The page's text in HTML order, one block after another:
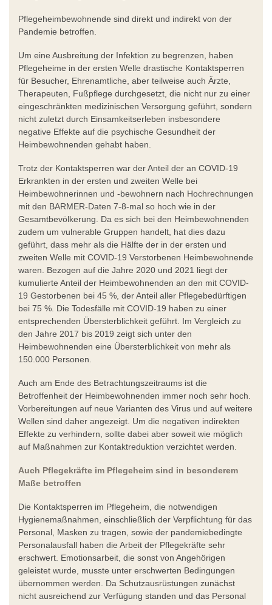
Pflegeheimbewohnende sind direkt und indirekt von der
Pandemie betroffen.
Um eine Ausbreitung der Infektion zu begrenzen, haben
Pflegeheime in der ersten Welle drastische Kontaktsperren
für Besucher, Ehrenamtliche, aber teilweise auch Ärzte,
Therapeuten, Fußpflege durchgesetzt, die nicht nur zu einer
eingeschränkten medizinischen Versorgung geführt, sondern
nicht zuletzt durch Einsamkeitserleben insbesondere
negative Effekte auf die psychische Gesundheit der
Heimbewohnenden gehabt haben.
Trotz der Kontaktsperren war der Anteil der an COVID-19
Erkrankten in der ersten und zweiten Welle bei
Heimbewohnerinnen und -bewohnern nach Hochrechnungen
mit den BARMER-Daten 7-8-mal so hoch wie in der
Gesamtbevölkerung. Da es sich bei den Heimbewohnenden
zudem um vulnerable Gruppen handelt, hat dies dazu
geführt, dass mehr als die Hälfte der in der ersten und
zweiten Welle mit COVID-19 Verstorbenen Heimbewohnende
waren. Bezogen auf die Jahre 2020 und 2021 liegt der
kumulierte Anteil der Heimbewohnenden an den mit COVID-
19 Gestorbenen bei 45 %, der Anteil aller Pflegebedürftigen
bei 75 %. Die Todesfälle mit COVID-19 haben zu einer
entsprechenden Übersterblichkeit geführt. Im Vergleich zu
den Jahre 2017 bis 2019 zeigt sich unter den
Heimbewohnenden eine Übersterblichkeit von mehr als
150.000 Personen.
Auch am Ende des Betrachtungszeitraums ist die
Betroffenheit der Heimbewohnenden immer noch sehr hoch.
Vorbereitungen auf neue Varianten des Virus und auf weitere
Wellen sind daher angezeigt. Um die negativen indirekten
Effekte zu verhindern, sollte dabei aber soweit wie möglich
auf Maßnahmen zur Kontaktreduktion verzichtet werden.
Auch Pflegekräfte im Pflegeheim sind in besonderem
Maße betroffen
Die Kontaktsperren im Pflegeheim, die notwendigen
Hygienemaßnahmen, einschließlich der Verpflichtung für das
Personal, Masken zu tragen, sowie der pandemiebedingte
Personalausfall haben die Arbeit der Pflegekräfte sehr
erschwert. Emotionsarbeit, die sonst von Angehörigen
geleistet wurde, musste unter erschwerten Bedingungen
übernommen werden. Da Schutzausrüstungen zunächst
nicht ausreichend zur Verfügung standen und das Personal